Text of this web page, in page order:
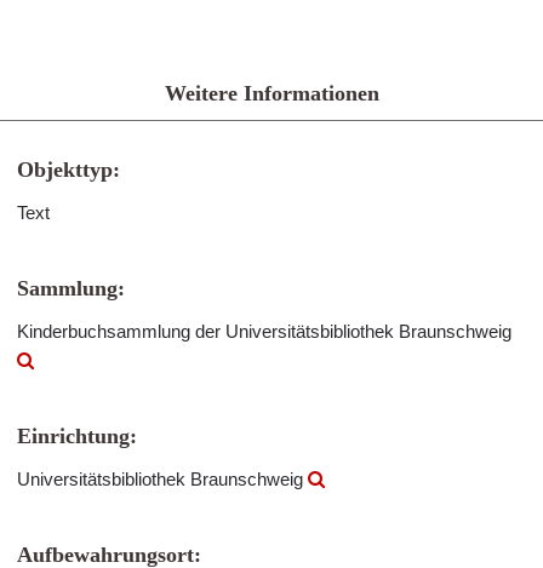
Weitere Informationen
Objekttyp:
Text
Sammlung:
Kinderbuchsammlung der Universitätsbibliothek Braunschweig
Einrichtung:
Universitätsbibliothek Braunschweig
Aufbewahrungsort: